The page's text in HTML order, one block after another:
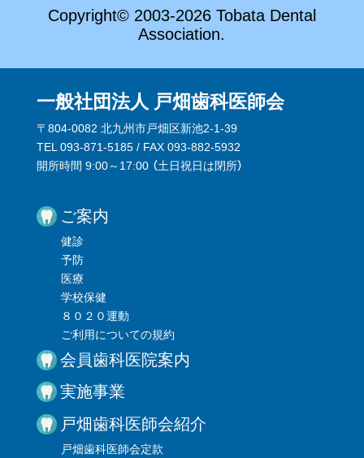
Copyright© 2003-2026 Tobata Dental
Association.
一般社団法人 戸畑歯科医師会
〒804-0082 北九州市戸畑区新池2-1-39
TEL 093-871-5185 / FAX 093-882-5932
開所時間 9:00～17:00 （土日祝日は閉所）
ご案内
健診
予防
医療
学校保健
８０２０運動
ご利用についての規約
会員歯科医院案内
実施事業
戸畑歯科医師会紹介
戸畑歯科医師会定款